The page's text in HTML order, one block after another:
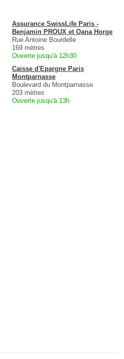
Assurance SwissLife Paris -
Benjamin PROUX et Oana Horge
Rue Antoine Bourdelle
169 mètres
Ouverte jusqu'à 12h30
Caisse d'Epargne Paris
Montparnasse
Boulevard du Montparnasse
203 mètres
Ouverte jusqu'à 13h